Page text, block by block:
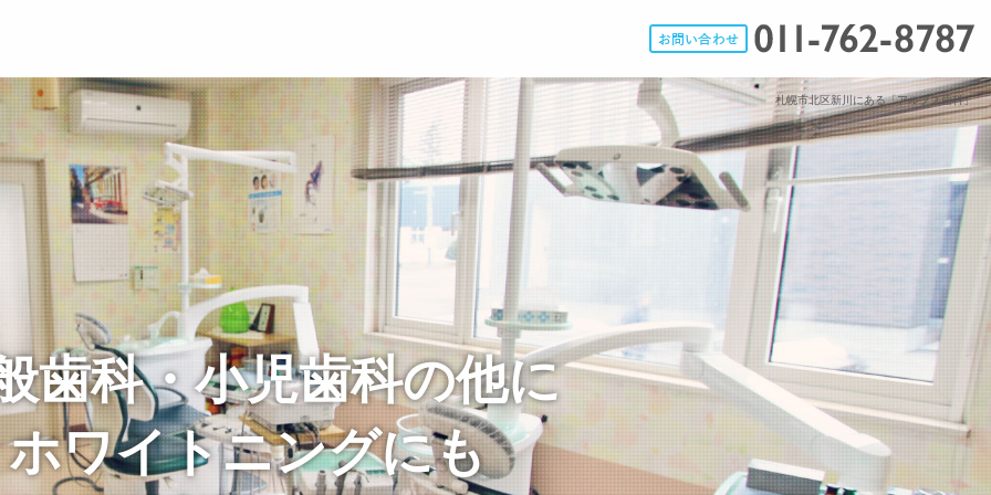
札幌市北区新川にある「アルプス歯科」
歯科・小児歯科の他に
ホワイトニングにも